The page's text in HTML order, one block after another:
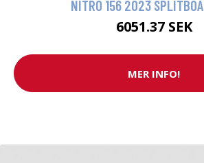
NITRO 156 2023
6051.37 SEK
MER INFO!